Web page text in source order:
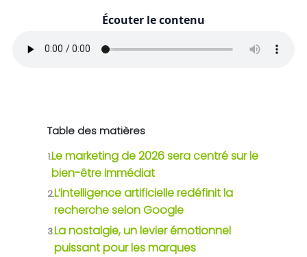
Écouter le contenu
Table des matières
1.Le marketing de 2026 sera centré sur le
bien-être immédiat
2.L’intelligence artificielle redéfinit la
recherche selon Google
3.La nostalgie, un levier émotionnel
puissant pour les marques